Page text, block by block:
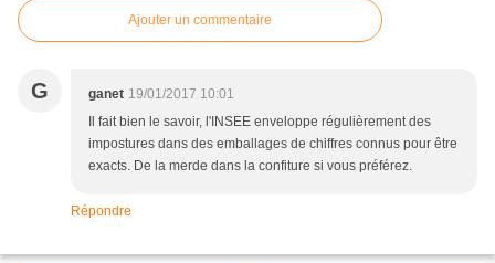
Ajouter un commentaire
G ganet 19/01/2017 10:01
Il fait bien le savoir, l'INSEE enveloppe régulièrement des
impostures dans des emballages de chiffres connus pour être
exacts. De la merde dans la confiture si vous préférez.
Répondre